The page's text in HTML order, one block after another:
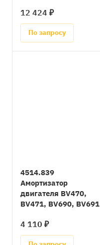
12 424 ₽
По запросу
4514.839
Амортизатор
двигателя BV470,
BV471, BV690, BV691
4 110 ₽